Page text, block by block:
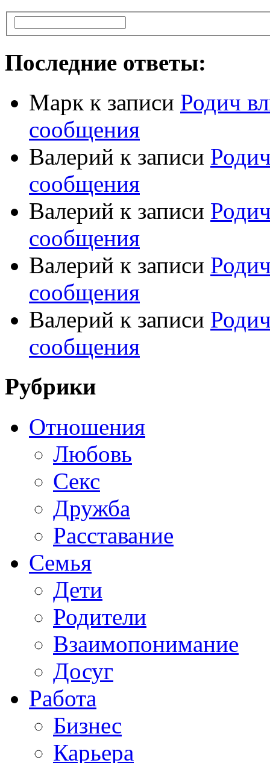
Последние ответы:
Марк к записи Родич
сообщения
Валерий к записи
сообщения
Валерий к записи
сообщения
Валерий к записи
сообщения
Валерий к записи
сообщения
Рубрики
Отношения
Любовь
Секс
Дружба
Расставание
Семья
Дети
Родители
Взаимопонимание
Досуг
Работа
Бизнес
Карьера